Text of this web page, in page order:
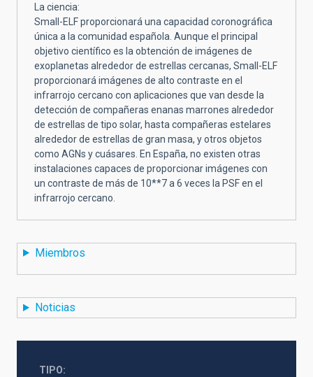
La ciencia:
Small-ELF proporcionará una capacidad coronográfica
única a la comunidad española. Aunque el principal
objetivo científico es la obtención de imágenes de
exoplanetas alrededor de estrellas cercanas, Small-ELF
proporcionará imágenes de alto contraste en el
infrarrojo cercano con aplicaciones que van desde la
detección de compañeras enanas marrones alrededor
de estrellas de tipo solar, hasta compañeras estelares
alrededor de estrellas de gran masa, y otros objetos
como AGNs y cuásares. En España, no existen otras
instalaciones capaces de proporcionar imágenes con
un contraste de más de 10**7 a 6 veces la PSF en el
infrarrojo cercano.
Miembros
Noticias
TIPO